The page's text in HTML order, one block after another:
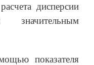
дисперсии
показателя